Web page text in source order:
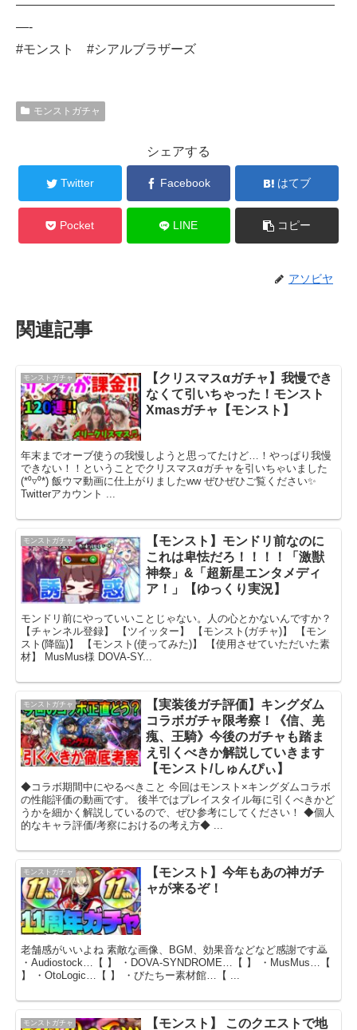
—————————————————————————
—-
#モンスト #シアルブラザーズ
モンストガチャ
シェアする
Twitter Facebook はてブ
Pocket LINE コピー
アソビヤ
関連記事
モンストガチャ
【クリスマスαガチャ】我慢でき
なくて引いちゃった！モンスト
Xmasガチャ【モンスト】
年末までオーブ使うの我慢しようと思ってたけど…！やっぱり我慢
できない！！ということでクリスマスαガチャを引いちゃいました
(*⁰▿⁰*) 飯ウマ動画に仕上がりましたww ぜひぜひご覧ください✨
Twitterアカウント ...
モンストガチャ
【モンスト】モンドリ前なのに
これは卑怯だろ！！！！「激獣
神祭」&「超新星エンタメディ
ア！」【ゆっくり実況】
モンドリ前にやっていいことじゃない。人の心とかないんですか？
【チャンネル登録】 【ツイッター】 【モンスト(ガチャ)】 【モン
スト(降臨)】 【モンスト(使ってみた)】 【使用させていただいた素
材】 MusMus様 DOVA-SY...
モンストガチャ
【実装後ガチ評価】キングダム
コラボガチャ限考察！《信、羌
瘣、王騎》今後のガチャも踏ま
え引くべきか解説していきます
【モンスト/しゅんぴぃ】
◆コラボ期間中にやるべきこと 今回はモンスト×キングダムコラボ
の性能評価の動画です。 後半ではプレイスタイル毎に引くべきかど
うかを細かく解説しているので、ぜひ参考にしてください！ ◆個人
的なキャラ評価/考察におけるの考え方◆ ...
モンストガチャ
【モンスト】今年もあの神ガチ
ャが来るぞ！
老舗感がいいよね 素敵な画像、BGM、効果音などなど感謝です🙇
・Audiostock…【 】 ・DOVA-SYNDROME…【 】 ・MusMus…【
】 ・OtoLogic…【 】 ・びたちー素材館…【 ...
モンストガチャ
【モンスト】 このクエストで地